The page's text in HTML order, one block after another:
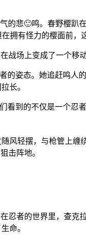
悲🙂鸣。春野樱趴
拥有怪力的樱面前，
战场上变成了一个移
的姿态。她追赶鸣人
长。
看到的不仅是一个忍
风轻摆，与枪管上缠
击阵地。
忍者的世界里，查克
命。